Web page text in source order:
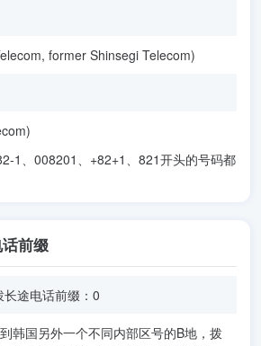
former Shinsegi Telecom)
1、008201、+82+1、821开头的号码都
前缀
途电话前缀：0
韩国另外一个不同内部区号的B地，拨